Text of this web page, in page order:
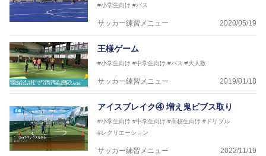
日本サッカー協会フットサルインストラクター、AFC
（アジアサッカー連盟）フットサルインストラクター
【資格】
JFA公認A級コーチジェネラルライセンス・JFA公認フ
ットサルB級コーチライセンス
横山 哲久
【指導歴】
【資格】
日本サッカー協会公認B級ライセンス・日本サッカー
協会公認フットサルB級ライセンス
※全コーチボンフィンサッカースクール所属
#小学生向け #パス
サッカー練習メニュー 2020/05/19
王様ゲーム
#小学生向け #中学生向け #パス #大人数
サッカー練習メニュー 2019/01/18
アイスブレイク④ 増え鬼ビブス取り
#小学生向け #中学生向け #高校生向け #ドリブル
#レクリエーション
サッカー練習メニュー 2022/11/19